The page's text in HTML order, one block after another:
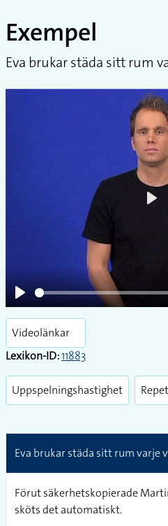
Exempel
Eva brukar städa sitt rum
Play
Videolänkar
Lexikon-ID:11883
Uppspelningshastighet
Eva brukar städa sitt rum varje
Förut säkerhetskopierade
sköts det automatiskt.